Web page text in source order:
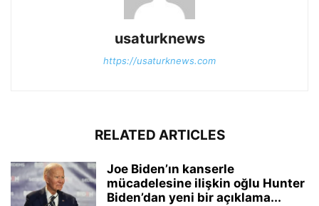
usaturknews
https://usaturknews.com
RELATED ARTICLES
Joe Biden’ın kanserle
mücadelesine ilişkin oğlu Hunter
Biden’dan yeni bir açıklama...